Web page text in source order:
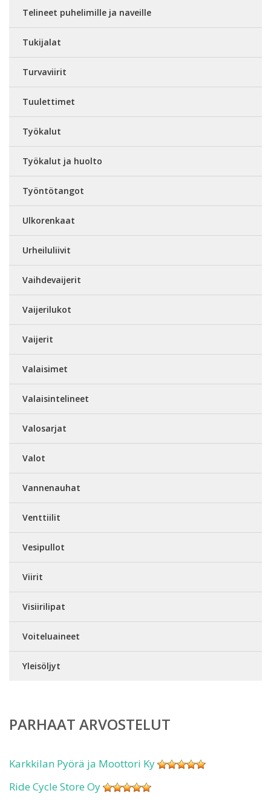
Telineet puhelimille ja naveille
Tukijalat
Turvaviirit
Tuulettimet
Työkalut
Työkalut ja huolto
Työntötangot
Ulkorenkaat
Urheiluliivit
Vaihdevaijerit
Vaijerilukot
Vaijerit
Valaisimet
Valaisintelineet
Valosarjat
Valot
Vannenauhat
Venttiilit
Vesipullot
Viirit
Visiirilipat
Voiteluaineet
Yleisöljyt
PARHAAT ARVOSTELUT
Karkkilan Pyörä ja Moottori Ky
Ride Cycle Store Oy